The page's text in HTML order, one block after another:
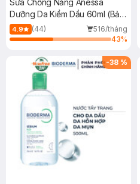
Sữa Chống Nắng Anessa
Dưỡng Da Kiềm Dầu 60ml (Bản
Mới)
4.9 (44)
516/tháng
43%
-38 %